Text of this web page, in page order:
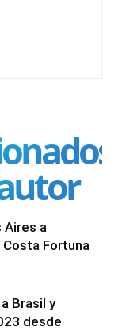
Aires a
Fortuna
Brasil y
desde